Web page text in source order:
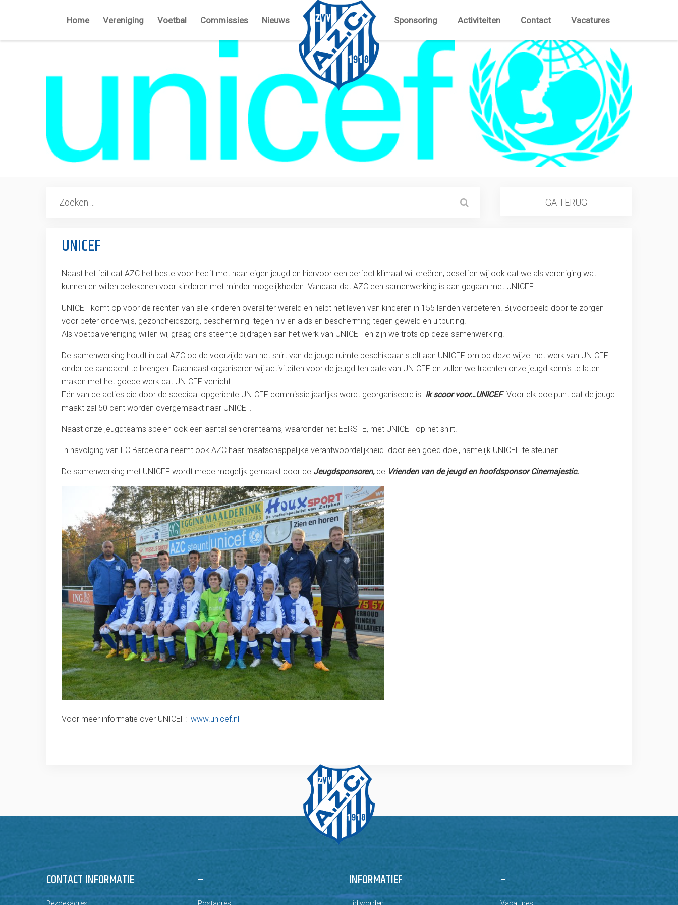
Home Vereniging Voetbal Commissies Nieuws Sponsoring Activiteiten Contact Vacatures
GA TERUG
UNICEF
Naast het feit dat AZC het beste voor heeft met haar eigen jeugd en hiervoor een perfect klimaat wil creëren, beseffen wij ook dat we als vereniging wat
kunnen en willen betekenen voor kinderen met minder mogelijkheden. Vandaar dat AZC een samenwerking is aan gegaan met UNICEF.
UNICEF komt op voor de rechten van alle kinderen overal ter wereld en helpt het leven van kinderen in 155 landen verbeteren. Bijvoorbeeld door te zorgen
voor beter onderwijs, gezondheidszorg, bescherming tegen hiv en aids en bescherming tegen geweld en uitbuiting.
Als voetbalvereniging willen wij graag ons steentje bijdragen aan het werk van UNICEF en zijn we trots op deze samenwerking.
De samenwerking houdt in dat AZC op de voorzijde van het shirt van de jeugd ruimte beschikbaar stelt aan UNICEF om op deze wijze het werk van UNICEF
onder de aandacht te brengen. Daarnaast organiseren wij activiteiten voor de jeugd ten bate van UNICEF en zullen we trachten onze jeugd kennis te laten
maken met het goede werk dat UNICEF verricht.
Eén van de acties die door de speciaal opgerichte UNICEF commissie jaarlijks wordt georganiseerd is Ik scoor voor…UNICEF. Voor elk doelpunt dat de jeugd
maakt zal 50 cent worden overgemaakt naar UNICEF.
Naast onze jeugdteams spelen ook een aantal seniorenteams, waaronder het EERSTE, met UNICEF op het shirt.
In navolging van FC Barcelona neemt ook AZC haar maatschappelijke verantwoordelijkheid door een goed doel, namelijk UNICEF te steunen.
De samenwerking met UNICEF wordt mede mogelijk gemaakt door de Jeugdsponsoren, de Vrienden van de jeugd en hoofdsponsor Cinemajestic.
Voor meer informatie over UNICEF: www.unicef.nl
CONTACT INFORMATIE – INFORMATIEF –